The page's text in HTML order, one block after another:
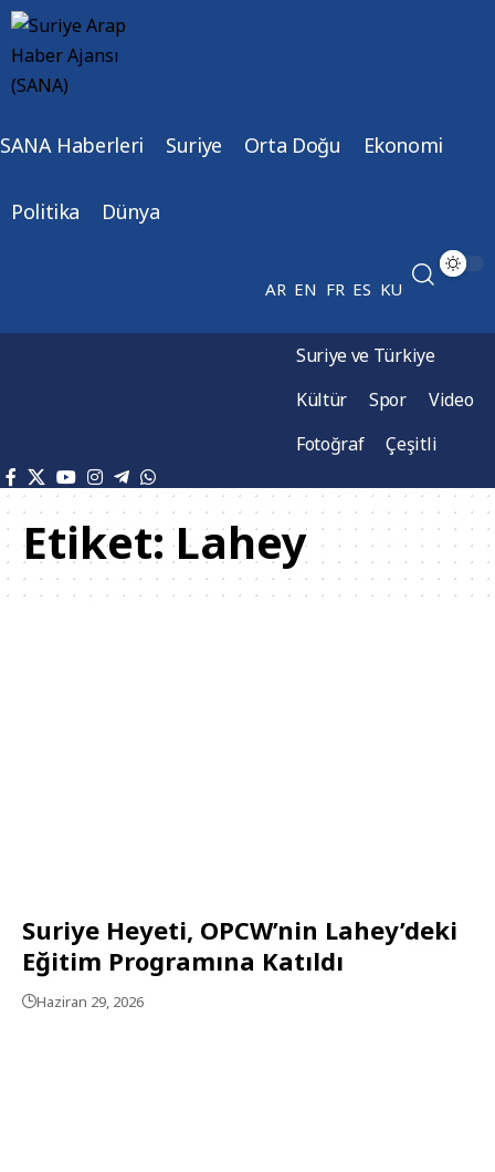
SANA Haberleri Suriye Orta Doğu Ekonomi
Politika Dünya
AR EN FR ES KU
Suriye ve Türkiye
Kültür
Spor
Video
Fotoğraf
Çeşitli
Etiket:Lahey
Suriye Heyeti, OPCW’nin Lahey’deki
Eğitim Programına Katıldı
Haziran 29, 2026